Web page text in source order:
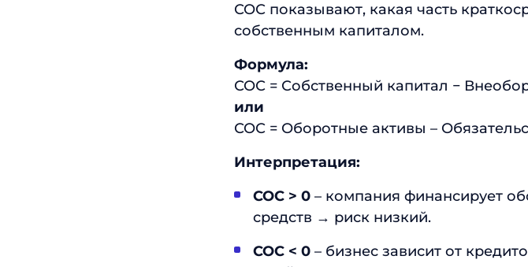
СОС показывают, какая часть
собственным капиталом.
Формула:
СОС = Собственный капитал −
или
СОС = Оборотные активы –
Интерпретация:
СОС > 0 – компания финансирует
средств → риск низкий.
СОС < 0 – бизнес зависит от